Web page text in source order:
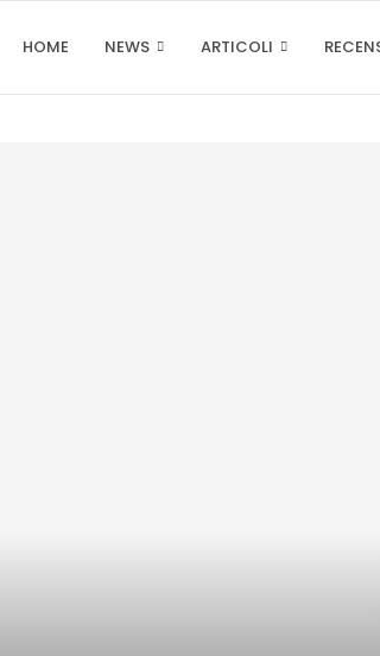
HOME NEWS ARTICOLI